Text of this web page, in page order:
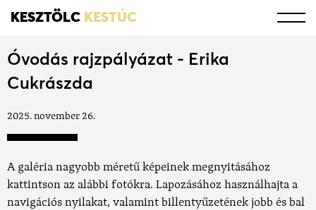
KESZTÖLC KESTÚC
Óvodás rajzpályázat - Erika
Cukrászda
2025. november 26.
A galéria nagyobb méretű képeinek megnyitásához
kattintson az alábbi fotókra. Lapozásához használhajta a
navigációs nyilakat, valamint billentyűzetének jobb és bal